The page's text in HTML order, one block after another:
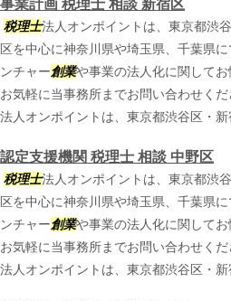
事業計画 税理士 相談 新宿区
税理士法人オンポイントは、東京都渋
区を中心に神奈川県や埼玉県、千葉県
ンチャー創業や事業の法人化に関してお
お気軽に当事務所までお問い合わせく
法人オンポイントは、東京都渋谷区・新
認定支援機関 税理士 相談 中野区
税理士法人オンポイントは、東京都渋
区を中心に神奈川県や埼玉県、千葉県
ンチャー創業や事業の法人化に関してお
お気軽に当事務所までお問い合わせく
法人オンポイントは、東京都渋谷区・新